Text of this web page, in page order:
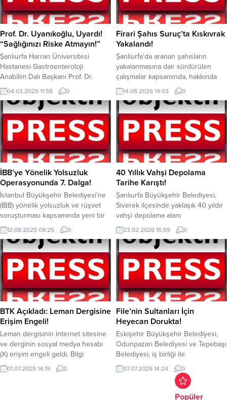
Prof. Dr. Uyanıkoğlu, Uyardı!
“Sağlığınızı Riske Atmayın!”
Şanlıurfa Harran Üniversitesi
Hastanesi Gastroenteroloji
Anabilim Dalı Başkanı Prof. Dr.
Ahmet Uyanıkoğlu, “Ramazan’da
dengeyi unutmayın, sağlığınızı riske
atmayın” dedi. Şanlıurfa Harran
Üniversitesi Hastanesi
Gastroenteroloji Anabilim Dalı
Başkanı Prof. Dr. Ahmet
Uyanıkoğlu, Ramazan ayında
sağlıklı beslenme konusunda
önemli tavsiyelerde bulundu. Prof.
Dr Uyanıkoğlu, Ramazan’ın, sadece
oruç tutmakla kalmayıp yaşam
tarzını derinden...
04.03.2025 11:58 0
Firari Şahıs Suruç’ta Kıskıvrak
Yakalandı!
Şanlıurfa’da aranan şahısların
yakalanmasına dair sürdürülen
çalışmalar kapsamında, hakkında
kesinleşmiş hapis cezası bulunan
firari şahıs gözaltına alındı. Şanlıurfa
İl Jandarma Komutanlığı tarafından,
“nitelikli suçlardan aranan şahısların
yakalanmasına yönelik” sürdürülen
çalışmalar dahilinde bir operasyon
daha gerçekleştirildi. Operasyon
dahilinde, “dolandırıcılık” suçundan
hakkında 5 yıl kesinleşmiş hapis
cezası bulunan M.D. isimli
şahıs, Suruç ilçesinde yakayı ele
verdi....
14.05.2026 14:03 0
İBB’ye Yönelik Yolsuzluk
Operasyonunda 7. Dalga!
İstanbul Büyükşehir Belediyesi’ne
(İBB) yönelik yolsuzluk ve rüşvet
soruşturması kapsamında yeni bir
operasyon düzenlendi. Jandarma
tarafından yürütülen operasyonda,
14 kişi hakkında gözaltı kararı
verilirken, 13 şüpheli gözaltına
alındı. İstanbul Cumhuriyet
Başsavcılığı, 19 Mart’tan bu yana
İBB’ye yönelik toplam 7 operasyon
yapıldı. Son operasyon, reklam
ihalelerindeki yolsuzluk iddiaları
üzerine başlatıldı. Soruşturmanın...
12.08.2025 09:25 0
40 Yıllık Vahşi Depolama
Tarihe Karıştı!
Şanlıurfa Büyükşehir Belediyesi,
Siverek ilçesinde yaklaşık 40 yıldır
vahşi depolama alanı
olarakkullanılan sahada atık
dökümünü sonlandırdı. Siverek Katı
Atık Aktarma İstasyonu çevresinde
uzun yıllardır düzensiz şekilde
kullanılan alan, özellikle yaz
aylarında çıkan yangınlar nedeniyle
oluşan yoğun dumanın karayolu
trafiğini olumsuz etkilemesi, artan
haşere sorunu, çevreye yayılan toz
ve kötü koku...
23.02.2026 15:59 0
BTK Açıkladı: Leman Dergisine
Erişim Engeli!
Leman dergisinin internet sitesine
ve derginin sosyal medya hesabı
(X) erişim engeli geldi. Bilgi
Teknoloji ve İletişim Kurumu,(BTK)
Leman dergisinin internet sitesine
01.07.2025 14:19 0
File’nin Sultanları İçin
Heyecan Dorukta!
Eskişehir Büyükşehir Belediyesi,
Odunpazarı Belediyesi ve Tepebaşı
Belediyesi, iş birliği ile
düzenlenecek Plaj Voleybolu
Şenliğinde, Filenin Sultanları’nın
Milletler Ligi maçları da dev
ekrandan yayınlanacak. Eskişehirli
07.07.2025 14:24 0
Popüler